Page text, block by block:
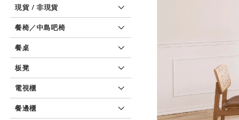
現貨 / 非現貨
餐椅／中島吧椅
餐桌
板凳
電視櫃
餐邊櫃